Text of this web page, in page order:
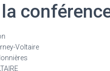
Voltaire